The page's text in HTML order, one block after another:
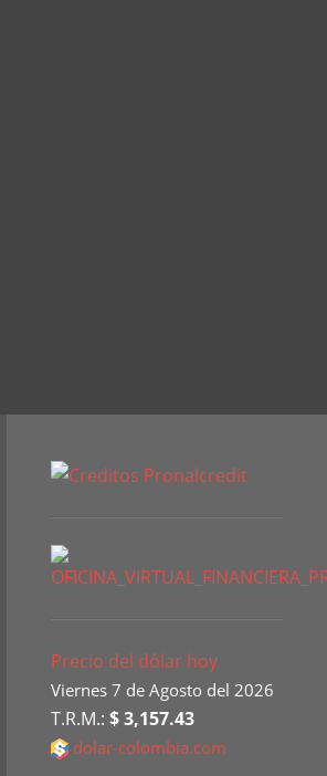
Precio del dólar hoy
Viernes 7 de Agosto del 2026
T.R.M.:$ 3,157.43
dolar-colombia.com